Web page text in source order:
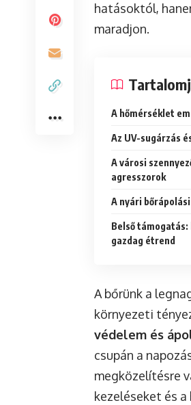
hatásoktól,
maradjon.
A hőmérséklet
Az UV-sugárzás
A városi
agresszorok
A nyári
Belső
gazdag étrend
A bőrünk a
környezeti
védelem és
csupán a
megközelítésre
kezeléseket és